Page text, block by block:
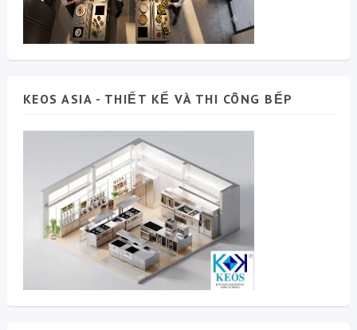
KEOS ASIA - THIẾT KẾ VÀ THI CÔNG BẾP